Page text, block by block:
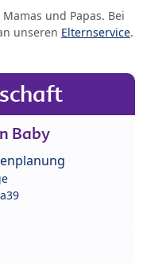
und Papas. Bei
unseren Elternservice.
Baby